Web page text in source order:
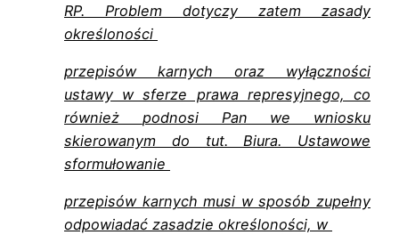
RP. Problem dotyczy zatem zasady
określoności
przepisów karnych oraz wyłączności
ustawy w sferze prawa represyjnego, co
również podnosi Pan we wniosku
skierowanym do tut. Biura. Ustawowe
sformułowanie
przepisów karnych musi w sposób zupełny
odpowiadać zasadzie określoności, w